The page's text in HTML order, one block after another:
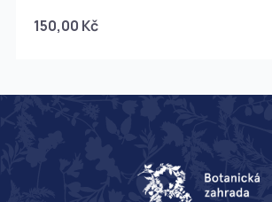
150,00 Kč